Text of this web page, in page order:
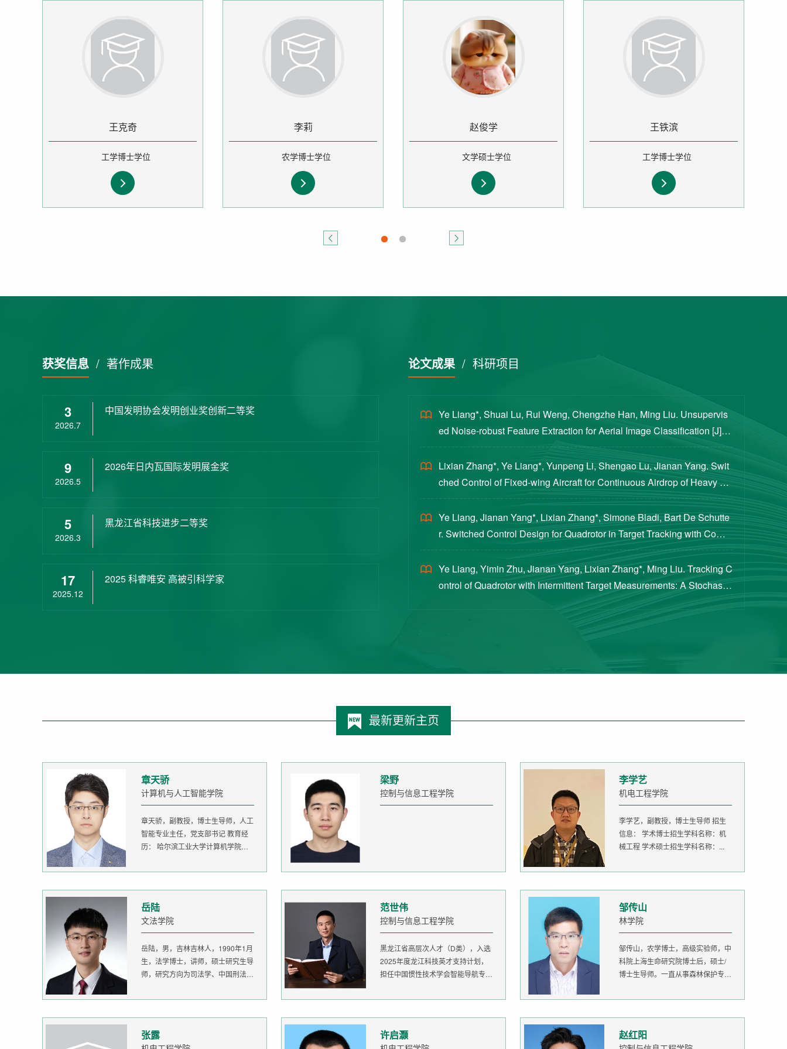
王克奇
工学博士学位
李莉
农学博士学位
赵俊学
文学硕士学位
王铁滨
工学博士学位
获奖信息 / 著作成果
3
2026.7
中国发明协会发明创业奖创新二等奖
9
2026.5
2026年日内瓦国际发明展金奖
5
2026.3
黑龙江省科技进步二等奖
17
2025.12
2025 科睿唯安 高被引科学家
论文成果/ 科研项目
Ye Liang*, Shuai Lu, Rui Weng, Chengzhe Han, Ming Liu. Unsupervis
ed Noise-robust Feature Extraction for Aerial Image Classification [J]. S
cience China Technological Sciences, 2020, 63(8): 1406-1415...
Lixian Zhang*, Ye Liang*, Yunpeng Li, Shengao Lu, Jianan Yang. Swit
ched Control of Fixed-wing Aircraft for Continuous Airdrop of Heavy Pa
yloads [J]. Journal of Guidance, Control, and Dynamics, 2023...
Ye Liang, Jianan Yang*, Lixian Zhang*, Simone Bladi, Bart De Schutte
r. Switched Control Design for Quadrotor in Target Tracking with Compl
ex Intermittent Measurements [J]. Journal of Guidance, Cont...
Ye Liang, Yimin Zhu, Jianan Yang, Lixian Zhang*, Ming Liu. Tracking C
ontrol of Quadrotor with Intermittent Target Measurements: A Stochastic
最新更新主页
章天骄
计算机与人工智能学院
章天骄，副教授，博士生导师，人工
智能专业主任，党支部书记 教育经
历： 哈尔滨工业大学计算机学院
梁野
控制与信息工程学院
李学艺
机电工程学院
李学艺，副教授，博士生导师 招生
信息： 学术博士招生学科名称：机
械工程 学术硕士招生学科名称：...
岳陆
文法学院
岳陆，男，吉林吉林人，1990年1月
生，法学博士，讲师，硕士研究生导
师，研究方向为司法学、中国刑法
范世伟
控制与信息工程学院
黑龙江省高层次人才（D类），入选
2025年度龙江科技英才支持计划，
担任中国惯性技术学会智能导航专委
邹传山
林学院
邹传山，农学博士，高级实验师，中
科院上海生命研究院博士后，硕士/
博士生导师。一直从事森林保护专业
张露 许启灏 赵红阳